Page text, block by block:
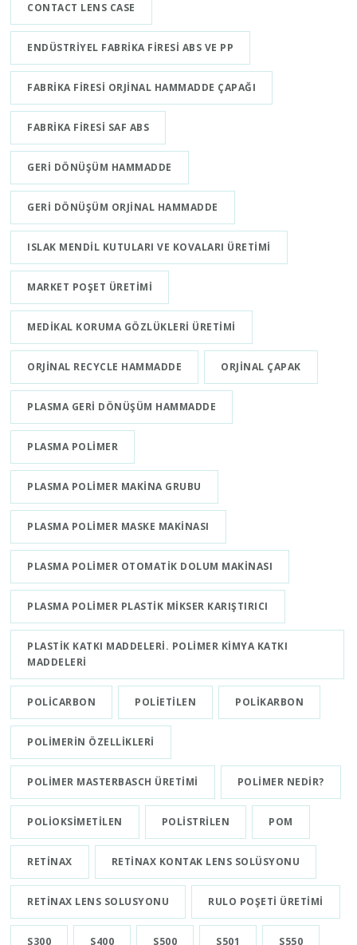
CONTACT LENS CASE
ENDÜSTRIYEL FABRIKA FIRESI ABS VE PP
FABRIKA FIRESI ORJINAL HAMMADDE ÇAPAĞI
FABRIKA FIRESI SAF ABS
GERI DÖNÜŞÜM HAMMADDE
GERI DÖNÜŞÜM ORJINAL HAMMADDE
ISLAK MENDIL KUTULARI VE KOVALARI ÜRETIMI
MARKET POŞET ÜRETIMI
MEDIKAL KORUMA GÖZLÜKLERI ÜRETIMI
ORJINAL RECYCLE HAMMADDE ORJINAL ÇAPAK
PLASMA GERI DÖNÜŞÜM HAMMADDE
PLASMA POLIMER
PLASMA POLIMER MAKINA GRUBU
PLASMA POLIMER MASKE MAKINASI
PLASMA POLIMER OTOMATIK DOLUM MAKINASI
PLASMA POLIMER PLASTIK MIKSER KARIŞTIRICI
PLASTIK KATKI MADDELERI. POLIMER KIMYA KATKI
MADDELERI
POLICARBON POLIETILEN POLIKARBON
POLIMERIN ÖZELLIKLERI
POLIMER MASTERBASCH ÜRETIMI POLIMER NEDIR?
POLIOKSIMETILEN POLISTRILEN POM
RETINAX RETINAX KONTAK LENS SOLÜSYONU
RETINAX LENS SOLUSYONU RULO POŞETI ÜRETIMI
S300 S400 S500 S501 S550